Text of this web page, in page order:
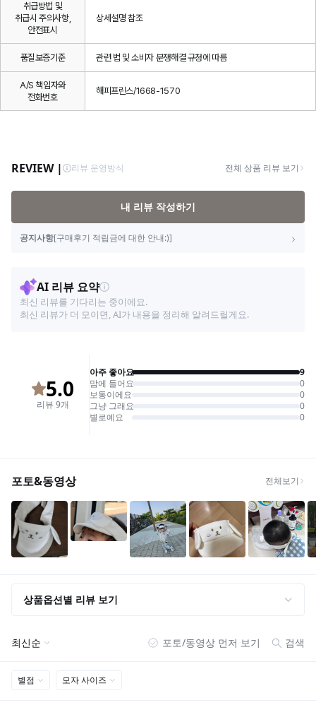
취급방법 및
취급시 주의사항,
안전표시
상세설명 참조
품질보증기준 관련 법 및 소비자 분쟁해결 규정에 따름
A/S 책임자와
전화번호
해피프린스/1668-1570